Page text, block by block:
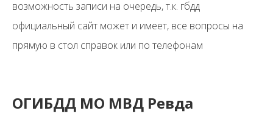
возможность записи на очередь, т.к. гбдд
официальный сайт может и имеет, все вопросы на
прямую в стол справок или по телефонам
ОГИБДД МО МВД Ревда